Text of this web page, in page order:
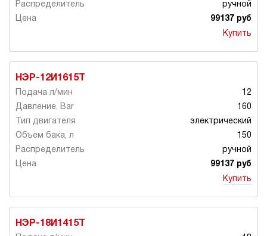
ручной
99137 руб
Купить
НЭР-12И1615Т
12
160
электрический
150
ручной
99137 руб
Купить
НЭР-18И1415Т